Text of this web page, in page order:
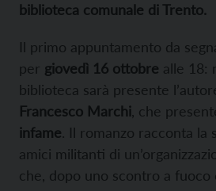
biblioteca comunale di Trento.
Il primo appuntamento da
per giovedì 16 ottobre alle 18:
biblioteca sarà presente
Francesco Marchi , che
infame. Il romanzo racconta la
amici militanti di
che, dopo uno scontro a fuoco